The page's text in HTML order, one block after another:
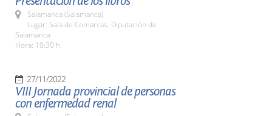
Salamanca (Salamanca)
Lugar: Sala de Comarcas. Diputación de
Salamanca
Hora: 10:30 h.
27/11/2022
VIII Jornada provincial de personas
con enfermedad renal